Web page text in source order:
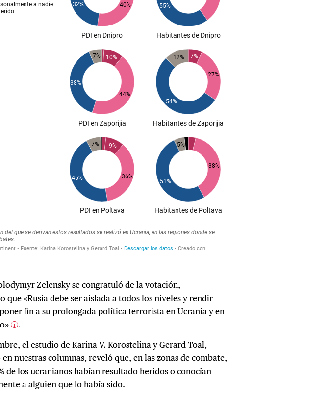
Zelensky se congratuló de la votación,
que «Rusia debe ser aislada a todos los niveles y rendir
fin a su prolongada política terrorista en Ucrania y en
3 .
el estudio de Karina V. Korostelina y Gerard Toal,
nuestras columnas, reveló que, en las zonas de combate,
de los ucranianos habían resultado heridos o conocían
a alguien que lo había sido.